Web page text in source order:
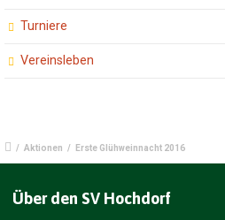
Turniere
Vereinsleben
/ Aktionen / Erste Glühweinnacht 2016
Über den SV Hochdorf